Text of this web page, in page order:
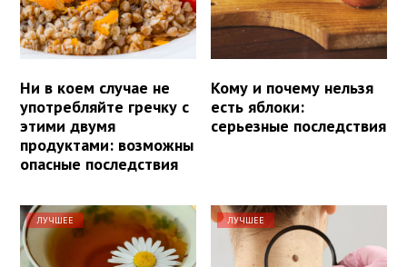
Ни в коем случае не
употребляйте гречку с
этими двумя
продуктами: возможны
опасные последствия
Кому и почему нельзя
есть яблоки:
серьезные последствия
ЛУЧШЕЕ ЛУЧШЕЕ